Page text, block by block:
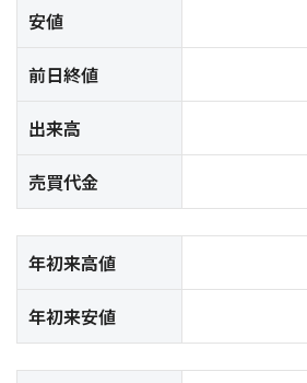
安値
前日終値
出来高
売買代金
年初来高値
年初来安値